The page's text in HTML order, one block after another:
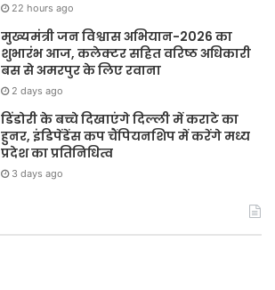
22 hours ago
मुख्यमंत्री जन विश्वास अभियान-2026 का
शुभारंभ आज, कलेक्टर सहित वरिष्ठ अधिकारी
बस से अमरपुर के लिए रवाना
2 days ago
डिंडोरी के बच्चे दिखाएंगे दिल्ली में कराटे का
हुनर, इंडिपेंडेंस कप चैंपियनशिप में करेंगे मध्य
प्रदेश का प्रतिनिधित्व
3 days ago